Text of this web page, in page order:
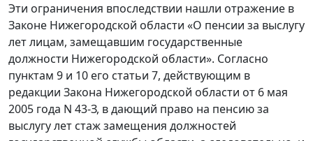
Эти ограничения впоследствии нашли отражение в
Законе Нижегородской области «О пенсии за выслугу
лет лицам, замещавшим государственные
должности Нижегородской области». Согласно
пунктам 9 и 10 его статьи 7, действующим в
редакции Закона Нижегородской области от 6 мая
2005 года N 43-З, в дающий право на пенсию за
выслугу лет стаж замещения должностей